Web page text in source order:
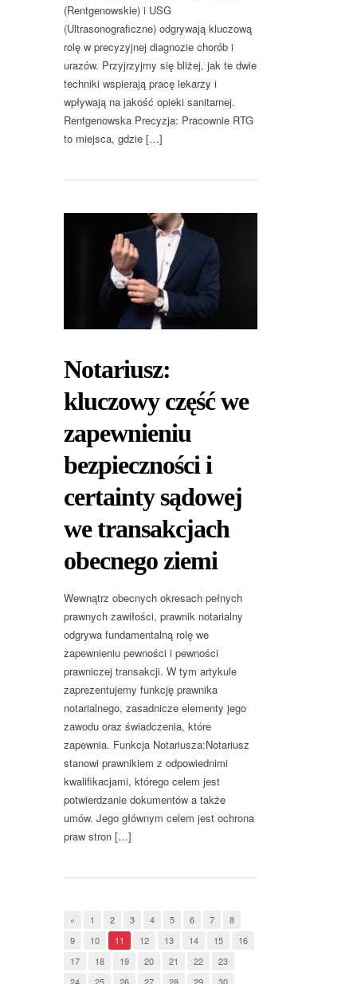
(Rentgenowskie) i USG
(Ultrasonograficzne) odgrywają kluczową
rolę w precyzyjnej diagnozie chorób i
urazów. Przyjrzyjmy się bliżej, jak te dwie
techniki wspierają pracę lekarzy i
wpływają na jakość opieki sanitarnej.
Rentgenowska Precyzja: Pracownie RTG
to miejsca, gdzie […]
Notariusz:
kluczowy część we
zapewnieniu
bezpieczności i
certainty sądowej
we transakcjach
obecnego ziemi
Wewnątrz obecnych okresach pełnych
prawnych zawiłości, prawnik notarialny
odgrywa fundamentalną rolę we
zapewnieniu pewności i pewności
prawniczej transakcji. W tym artykule
zaprezentujemy funkcję prawnika
notarialnego, zasadnicze elementy jego
zawodu oraz świadczenia, które
zapewnia. Funkcja Notariusza:Notariusz
stanowi prawnikiem z odpowiednimi
kwalifikacjami, którego celem jest
potwierdzanie dokumentów a także
umów. Jego głównym celem jest ochrona
praw stron […]
« 1 2 3 4 5 6 7
8
9
10 11 12 13 14 15
16
17
18 19 20 21 22
23
24
25 26 27 28 29 30